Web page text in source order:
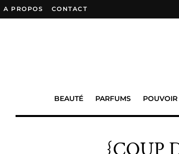
A PROPOS CONTACT
BEAUTÉ PARFUMS